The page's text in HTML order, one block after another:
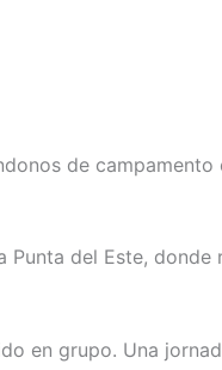
de
del Este,
en grupo. Una